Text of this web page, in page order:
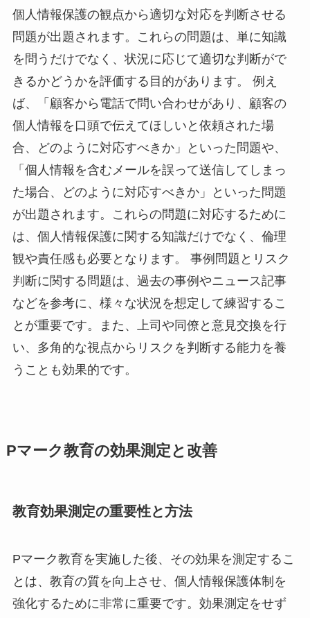
個人情報保護の観点から適切な対応を判断させる
問題が出題されます。これらの問題は、単に知識
を問うだけでなく、状況に応じて適切な判断がで
きるかどうかを評価する目的があります。 例え
ば、「顧客から電話で問い合わせがあり、顧客の
個人情報を口頭で伝えてほしいと依頼された場
合、どのように対応すべきか」といった問題や、
「個人情報を含むメールを誤って送信してしまっ
た場合、どのように対応すべきか」といった問題
が出題されます。これらの問題に対応するために
は、個人情報保護に関する知識だけでなく、倫理
観や責任感も必要となります。 事例問題とリスク
判断に関する問題は、過去の事例やニュース記事
などを参考に、様々な状況を想定して練習するこ
とが重要です。また、上司や同僚と意見交換を行
い、多角的な視点からリスクを判断する能力を養
うことも効果的です。
Pマーク教育の効果測定と改善
教育効果測定の重要性と方法
Pマーク教育を実施した後、その効果を測定するこ
とは、教育の質を向上させ、個人情報保護体制を
強化するために非常に重要です。効果測定をせず